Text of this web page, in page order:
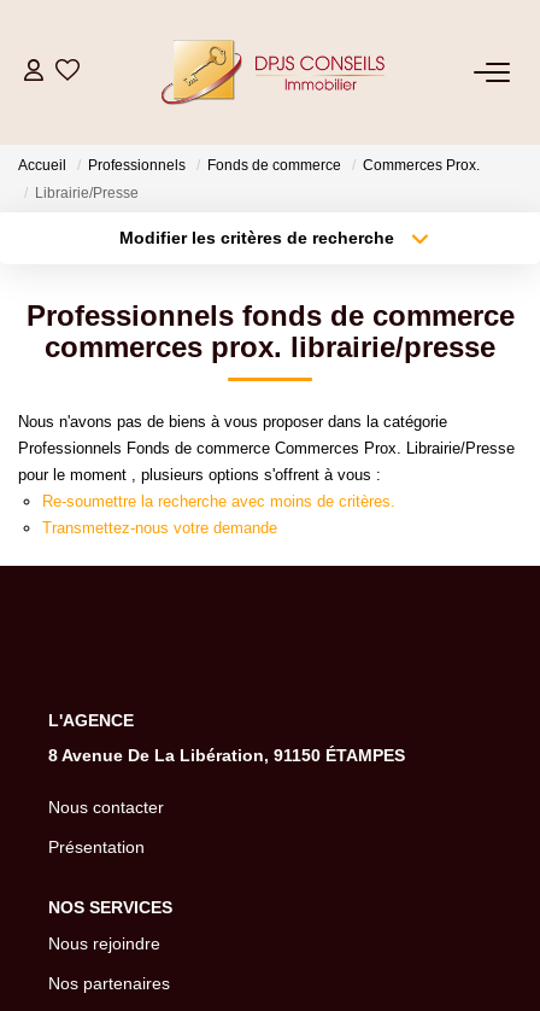
ESTIMER
VENDRE
GESTION LOCATIVE
Location De Votre Bien
Accueil Professionnels Fonds de commerce
Commerces Prox.
Librairie/Presse
Modifier les critères de recherche
Type de bien
Surface min
Créer une alerte
Professionnels fonds de commerce
commerces prox. librairie/presse
Nous n'avons pas de biens à vous proposer dans la catégorie
Professionnels Fonds de commerce Commerces Prox. Librairie/Presse
pour le moment , plusieurs options s'offrent à vous :
Re-soumettre la recherche avec moins de critères.
Transmettez-nous votre demande
L'AGENCE
8 Avenue De La Libération, 91150 ÉTAMPES
Nous contacter
Présentation
NOS SERVICES
Nous rejoindre
Nos partenaires